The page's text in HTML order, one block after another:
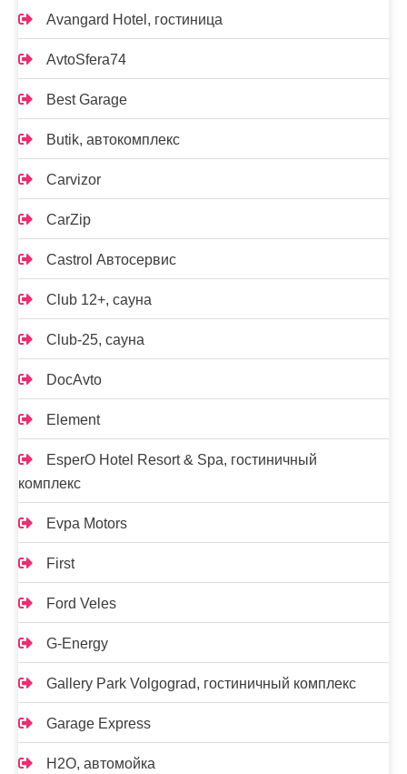
Avangard Hotel, гостиница
AvtoSfera74
Best Garage
Butik, автокомплекс
Carvizor
CarZip
Castrol Автосервис
Club 12+, сауна
Club-25, сауна
DocAvto
Element
EsperO Hotel Resort & Spa, гостиничный
комплекс
Evpa Motors
First
Ford Veles
G-Energy
Gallery Park Volgograd, гостиничный комплекс
Garage Express
H2O, автомойка